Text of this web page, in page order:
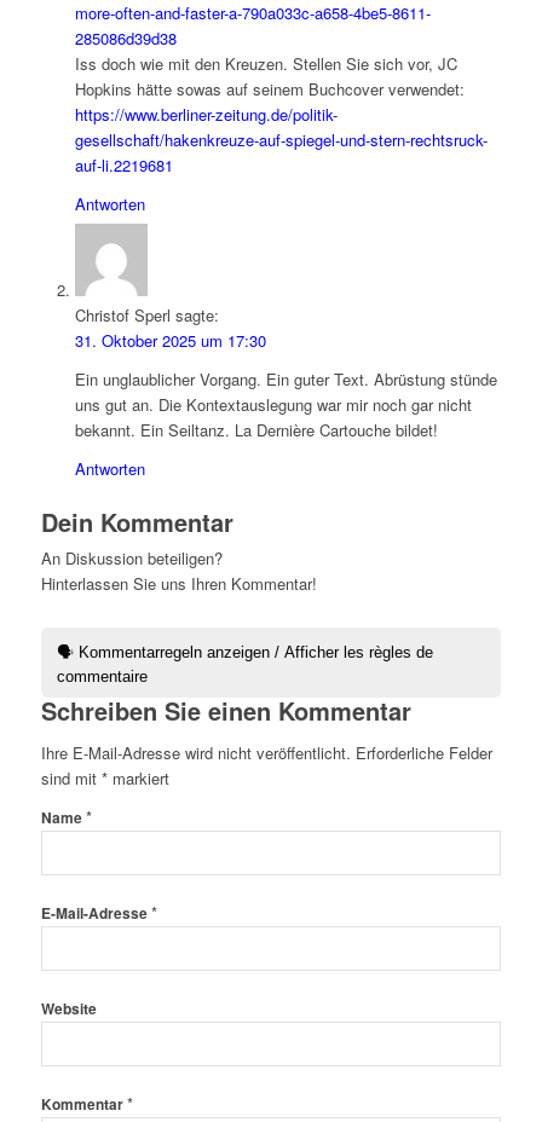
more-often-and-faster-a-790a033c-a658-4be5-8611-
285086d39d38
Iss doch wie mit den Kreuzen. Stellen Sie sich vor, JC
Hopkins hätte sowas auf seinem Buchcover verwendet:
https://www.berliner-zeitung.de/politik-
gesellschaft/hakenkreuze-auf-spiegel-und-stern-rechtsruck-
auf-li.2219681
Antworten
Christof Sperl sagte:
31. Oktober 2025 um 17:30
Ein unglaublicher Vorgang. Ein guter Text. Abrüstung stünde
uns gut an. Die Kontextauslegung war mir noch gar nicht
bekannt. Ein Seiltanz. La Dernière Cartouche bildet!
Antworten
Dein Kommentar
An Diskussion beteiligen?
Hinterlassen Sie uns Ihren Kommentar!
🗣 Kommentarregeln anzeigen / Afficher les règles de
commentaire
Schreiben Sie einen Kommentar
Ihre E-Mail-Adresse wird nicht veröffentlicht. Erforderliche Felder
sind mit *markiert
Name*
E-Mail-Adresse*
Website
Kommentar*